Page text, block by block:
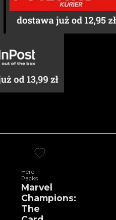
Hero
Packs
Marvel
Champions:
The